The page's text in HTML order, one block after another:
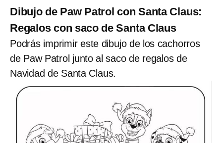
Dibujo de Paw Patrol con Santa Claus:
Regalos con saco de Santa Claus
Podrás imprimir este dibujo de los cachorros
de Paw Patrol junto al saco de regalos de
Navidad de Santa Claus.